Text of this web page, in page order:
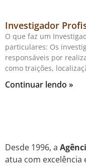
Investigador
O que faz um
particulares: Os
responsáveis por
como traições,
Continuar lendo »
Desde 1996, a
atua com